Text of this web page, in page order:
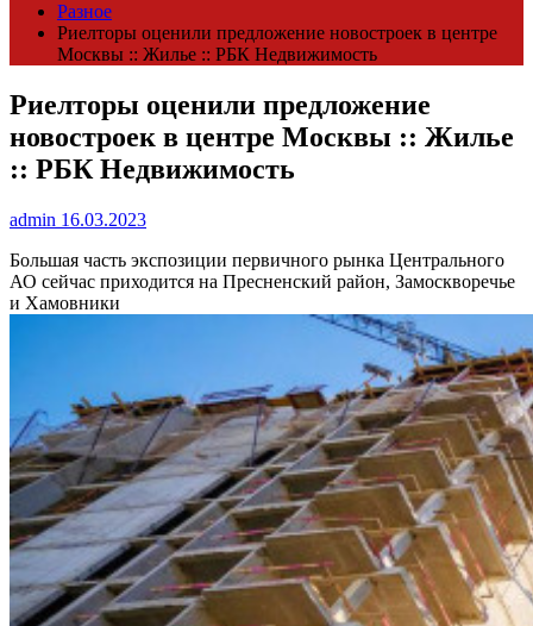
Разное
Риелторы оценили предложение новостроек в центре
Москвы :: Жилье :: РБК Недвижимость
Риелторы оценили предложение
новостроек в центре Москвы :: Жилье
:: РБК Недвижимость
admin 16.03.2023
Большая часть экспозиции первичного рынка Центрального
АО сейчас приходится на Пресненский район, Замоскворечье
и Хамовники